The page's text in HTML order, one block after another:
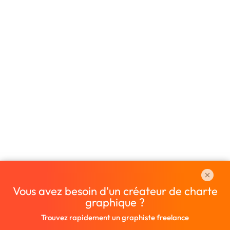
Vous avez besoin d'un créateur de charte
graphique ?
Trouvez rapidement un graphiste freelance